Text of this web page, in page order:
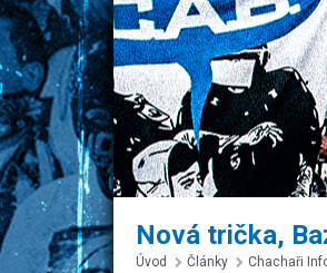
Nová trička,
Úvod Články Chachaři